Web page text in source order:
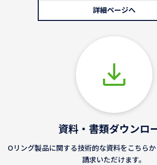
詳細ページへ
資料・書類ダウンロ
Oリング製品に関する技術的な資料をこちら
請求いただけます。